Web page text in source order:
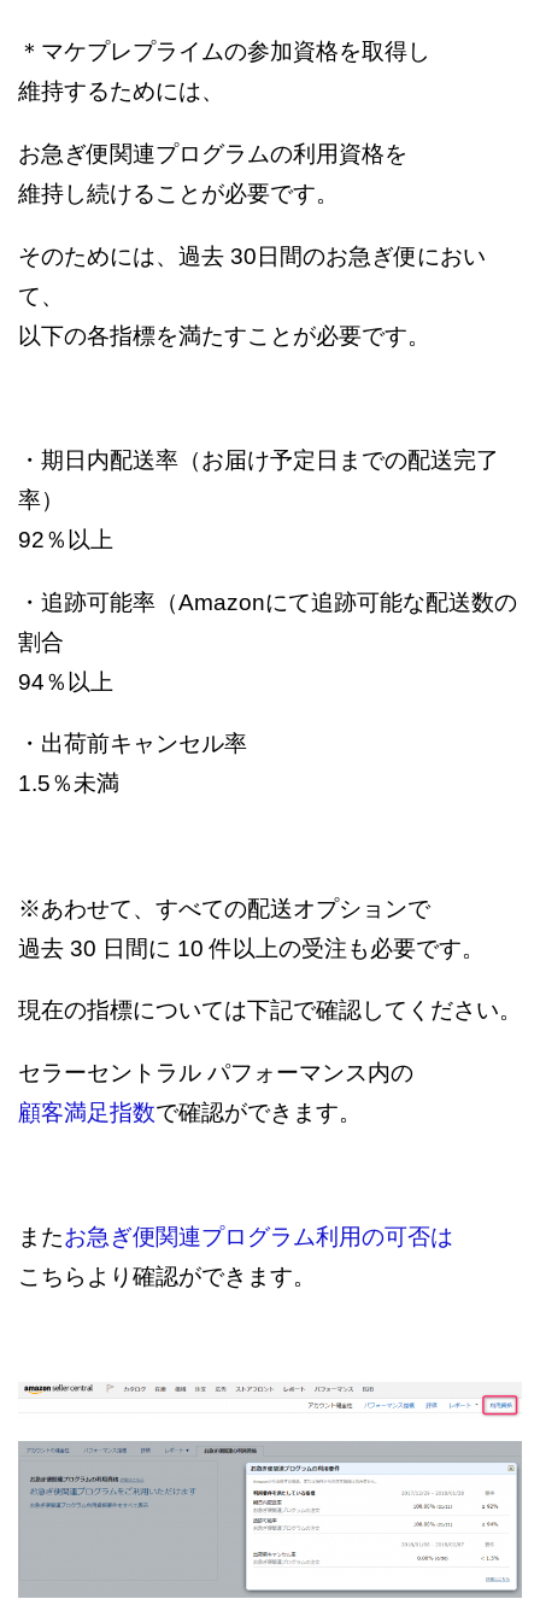
＊マケプレプライムの参加資格を取得し
維持するためには、
お急ぎ便関連プログラムの利用資格を
維持し続けることが必要です。
そのためには、過去 30日間のお急ぎ便におい
て、
以下の各指標を満たすことが必要です。
・期日内配送率（お届け予定日までの配送完了
率）
92％以上
・追跡可能率（Amazonにて追跡可能な配送数の
割合
94％以上
・出荷前キャンセル率
1.5％未満
※あわせて、すべての配送オプションで
過去 30 日間に 10 件以上の受注も必要です。
現在の指標については下記で確認してください。
セラーセントラル パフォーマンス内の
顧客満足指数で確認ができます。
またお急ぎ便関連プログラム利用の可否は
こちらより確認ができます。